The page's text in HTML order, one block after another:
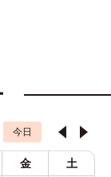
今日
金 土